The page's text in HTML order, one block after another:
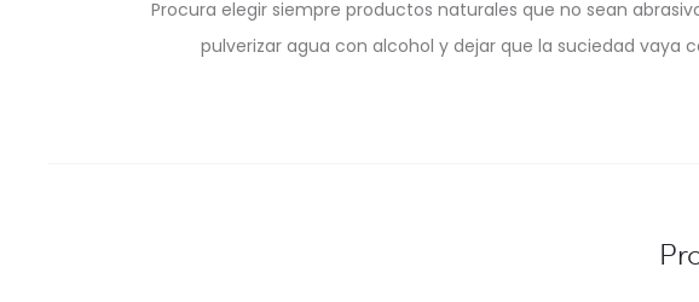
Procura elegir siempre productos naturales que no sean
pulverizar agua con alcohol y dejar que la suciedad